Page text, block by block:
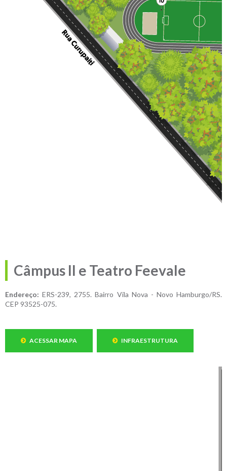
Câmpus II e Teatro Feevale
Endereço: ERS-239, 2755. Bairro Vila Nova - Novo Hamburgo/RS.
CEP 93525-075.
ACESSAR MAPA INFRAESTRUTURA